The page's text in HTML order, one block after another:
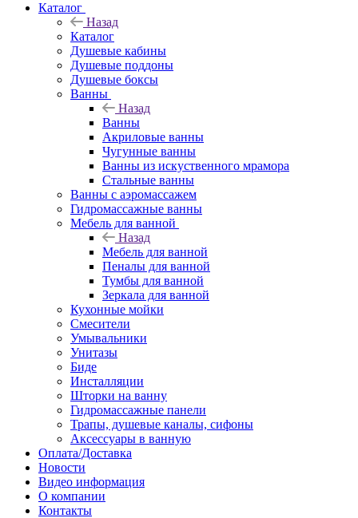
Каталог
Назад
Каталог
Душевые кабины
Душевые поддоны
Душевые боксы
Ванны
Назад
Ванны
Акриловые ванны
Чугунные ванны
Ванны из искуственного мрамора
Стальные ванны
Ванны с аэромассажем
Гидромассажные ванны
Мебель для ванной
Назад
Мебель для ванной
Пеналы для ванной
Тумбы для ванной
Зеркала для ванной
Кухонные мойки
Смесители
Умывальники
Унитазы
Биде
Инсталляции
Шторки на ванну
Гидромассажные панели
Трапы, душевые каналы, сифоны
Аксессуары в ванную
Оплата/Доставка
Новости
Видео информация
О компании
Контакты